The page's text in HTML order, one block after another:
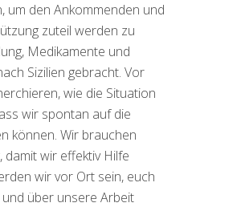
um den Ankommenden und
zuteil werden zu
Medikamente und
Sizilien gebracht. Vor
wie die Situation
wir spontan auf die
können. Wir brauchen
wir effektiv Hilfe
wir vor Ort sein, euch
über unsere Arbeit